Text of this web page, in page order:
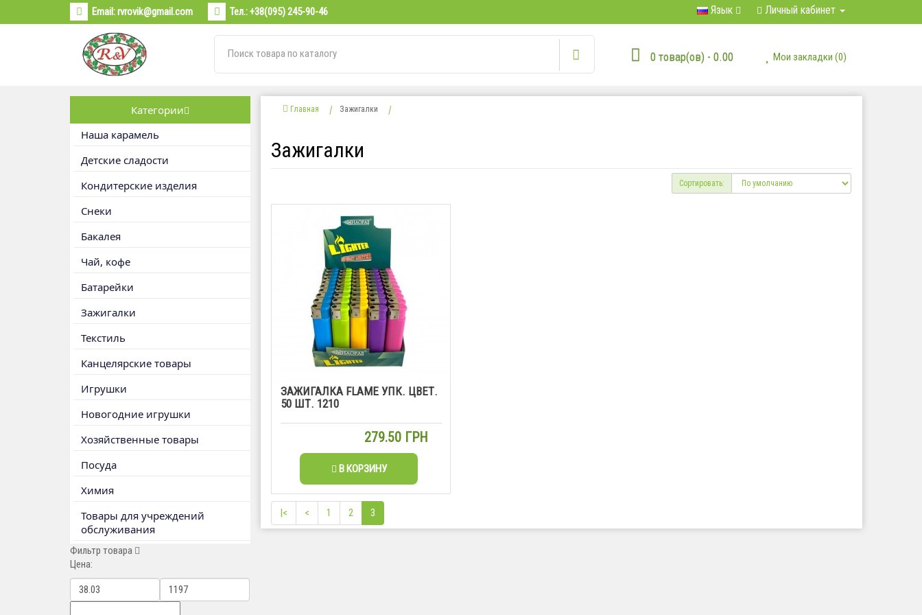
Email:rvrovik@gmail.com Тел.:+38(095) 245-90-46 Язык Личный кабинет
0 товар(ов) - 0.00 Мои закладки (0)
Категории
Наша карамель
Детские сладости
Кондитерские изделия
Снеки
Бакалея
Чай, кофе
Батарейки
Зажигалки
Текстиль
Канцелярские товары
Игрушки
Новогодние игрушки
Хозяйственные товары
Посуда
Химия
Товары для учреждений
обслуживания
Фильтр товара
Цена:
Главная Зажигалки
Зажигалки
Сортировать:
ЗАЖИГАЛКА FLAME УПК. ЦВЕТ.
50 ШТ. 1210
279.50 ГРН
В КОРЗИНУ
|< < 1 2 3